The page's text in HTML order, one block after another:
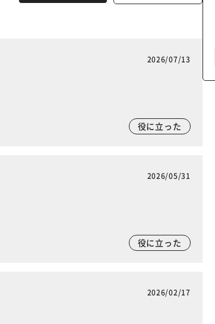
2026/07/13
役に立った
2026/05/31
役に立った
2026/02/17